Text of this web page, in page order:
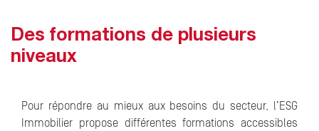
Des formations de plusieurs
niveaux
Pour répondre au mieux aux besoins du secteur, l’ESG
Immobilier propose différentes formations accessibles